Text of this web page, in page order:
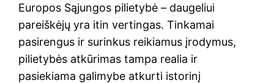
Europos Sąjungos pilietybė – daugeliui
pareiškėjų yra itin vertingas. Tinkamai
pasirengus ir surinkus reikiamus įrodymus,
pilietybės atkūrimas tampa realia ir
pasiekiama galimybe atkurti istorinį